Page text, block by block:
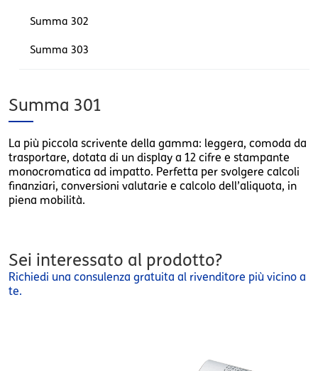
Summa 302
Summa 303
Summa 301
La più piccola scrivente della gamma: leggera, comoda da
trasportare, dotata di un display a 12 cifre e stampante
monocromatica ad impatto. Perfetta per svolgere calcoli
finanziari, conversioni valutarie e calcolo dell’aliquota, in
piena mobilità.
Sei interessato al prodotto?
Richiedi una consulenza gratuita al rivenditore più vicino a
te.